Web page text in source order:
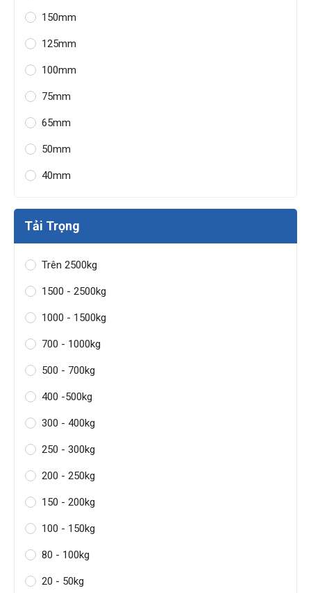
150mm
125mm
100mm
75mm
65mm
50mm
40mm
Tải Trọng
Trên 2500kg
1500 - 2500kg
1000 - 1500kg
700 - 1000kg
500 - 700kg
400 -500kg
300 - 400kg
250 - 300kg
200 - 250kg
150 - 200kg
100 - 150kg
80 - 100kg
20 - 50kg